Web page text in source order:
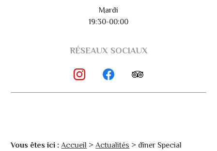
Mardi
19:30-00:00
RÉSEAUX SOCIAUX
Vous êtes ici : Accueil >Actualités > dîner Special